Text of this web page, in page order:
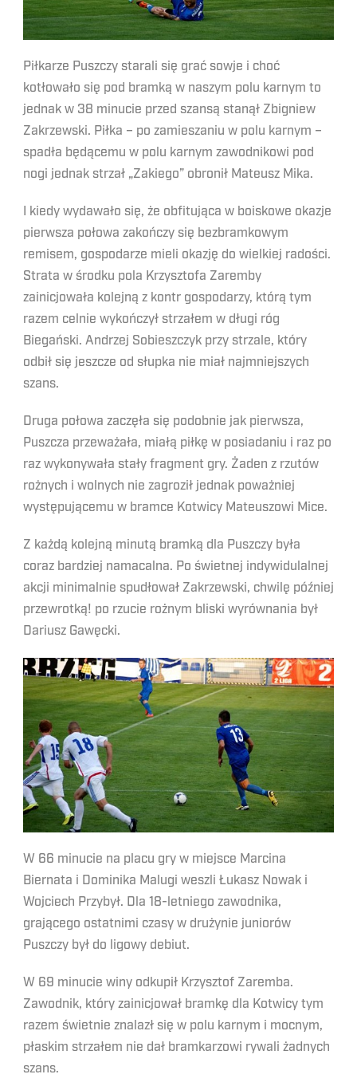
Piłkarze Puszczy starali się grać sowje i choć
kotłowało się pod bramką w naszym polu karnym to
jednak w 38 minucie przed szansą stanął Zbigniew
Zakrzewski. Piłka – po zamieszaniu w polu karnym –
spadła będącemu w polu karnym zawodnikowi pod
nogi jednak strzał „Zakiego” obronił Mateusz Mika.
I kiedy wydawało się, że obfitująca w boiskowe okazje
pierwsza połowa zakończy się bezbramkowym
remisem, gospodarze mieli okazję do wielkiej radości.
Strata w środku pola Krzysztofa Zaremby
zainicjowała kolejną z kontr gospodarzy, którą tym
razem celnie wykończył strzałem w długi róg
Biegański. Andrzej Sobieszczyk przy strzale, który
odbił się jeszcze od słupka nie miał najmniejszych
szans.
Druga połowa zaczęła się podobnie jak pierwsza,
Puszcza przeważała, miałą piłkę w posiadaniu i raz po
raz wykonywała stały fragment gry. Żaden z rzutów
rożnych i wolnych nie zagroził jednak poważniej
występującemu w bramce Kotwicy Mateuszowi Mice.
Z każdą kolejną minutą bramką dla Puszczy była
coraz bardziej namacalna. Po świetnej indywidulalnej
akcji minimalnie spudłował Zakrzewski, chwilę później
przewrotką! po rzucie rożnym bliski wyrównania był
Dariusz Gawęcki.
W 66 minucie na placu gry w miejsce Marcina
Biernata i Dominika Malugi weszli Łukasz Nowak i
Wojciech Przybył. Dla 18-letniego zawodnika,
grającego ostatnimi czasy w drużynie juniorów
Puszczy był do ligowy debiut.
W 69 minucie winy odkupił Krzysztof Zaremba.
Zawodnik, który zainicjował bramkę dla Kotwicy tym
razem świetnie znalazł się w polu karnym i mocnym,
płaskim strzałem nie dał bramkarzowi rywali żadnych
szans.